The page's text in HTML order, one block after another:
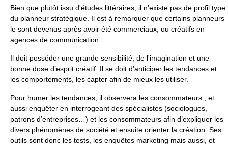
Bien que plutôt issu d'études littéraires, il n'existe pas de profil type
du planneur stratégique. Il est à remarquer que certains planneurs
le sont devenus après avoir été commerciaux, ou créatifs en
agences de communication.
Il doit posséder une grande sensibilité, de l'imagination et une
bonne dose d’esprit créatif. Il se doit d’anticiper les tendances et
les comportements, les capter afin de mieux les utiliser.
Pour humer les tendances, il observera les consommateurs ; et
aussi enquêter en interrogeant des spécialistes (sociologues,
patrons d’entreprises…) et les consommateurs afin d’expliquer les
divers phénomènes de société et ensuite orienter la création. Ses
outils sont donc les tests, les enquêtes marketing mais aussi, et